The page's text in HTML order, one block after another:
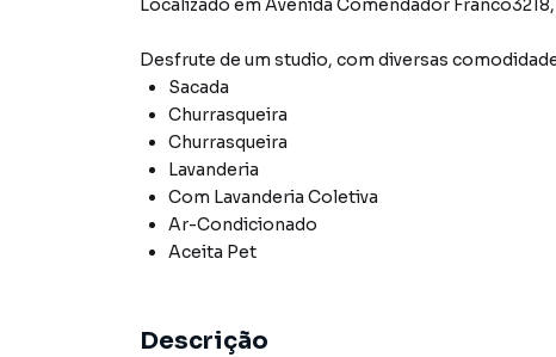
Localizado em Avenida Comendador Franco3218,
Desfrute de um studio, com diversas
Sacada
Churrasqueira
Churrasqueira
Lavanderia
Com Lavanderia Coletiva
Ar-Condicionado
Aceita Pet
Descrição